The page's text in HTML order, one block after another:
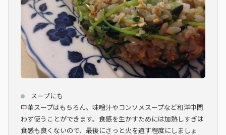
スープにも
中華スープはもちろん、味噌汁やコンソメスープなど和洋中問
わず使うことができます。食感を生かすためには加熱しすぎは
食感も良くないので、最後にさっと火を通す程度にしましょ